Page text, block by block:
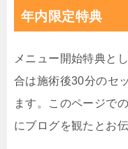
年内限定特典
メニュー開始特典と
合は施術後30分のセ
ます。このページで
にブログを観たとお